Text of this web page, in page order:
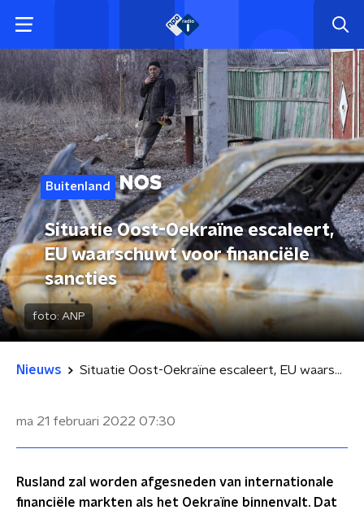
Buitenland
Situatie Oost-Oekraïne escaleert,
EU waarschuwt voor financiële
sancties
foto: ANP
Nieuws Situatie Oost-Oekraïne escaleert, EU waarschuwt voor financiële sancties
ma 21 februari 2022 07:30
Rusland zal worden afgesneden van internationale
financiële markten als het Oekraïne binnenvalt. Dat